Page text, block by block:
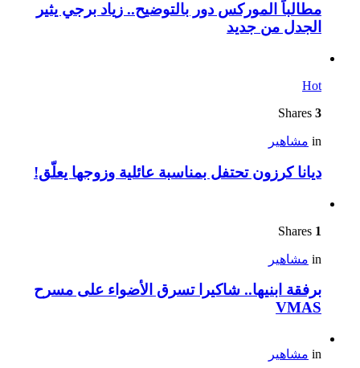
مطالباً الموركس دور بالتوضيح.. زياد برجي يثير
الجدل من جديد
Hot
3
in مشاهير
ديانا كرزون تحتفل بمناسبة عائلية وزوجها يعلّق!
1
in مشاهير
برفقة ابنيها.. شاكيرا تسرق الأضواء على مسرح
VMAS
in مشاهير